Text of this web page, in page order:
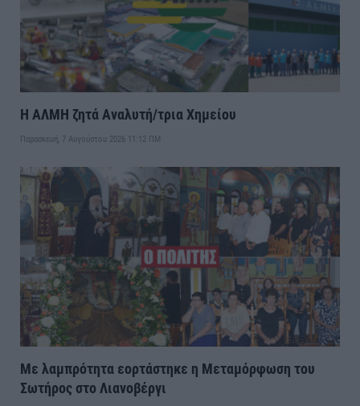
Η ΑΛΜΗ ζητά Αναλυτή/τρια Χημείου
Παρασκευή, 7 Αυγούστου 2026 11:12 ΠΜ
Με λαμπρότητα εορτάστηκε η Μεταμόρφωση του
Σωτήρος στο Λιανοβέργι